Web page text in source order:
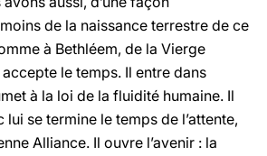
de la naissance terrestre de ce
à Bethléem, de la Vierge
le temps. Il entre dans
à la loi de la fluidité humaine. Il
se termine le temps de l’attente,
Alliance. Il ouvre l’avenir : la